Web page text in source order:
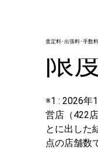
査定料･出張料･手数料
限
※1 : 2026年
営店（422
とに出した
点の店舗数